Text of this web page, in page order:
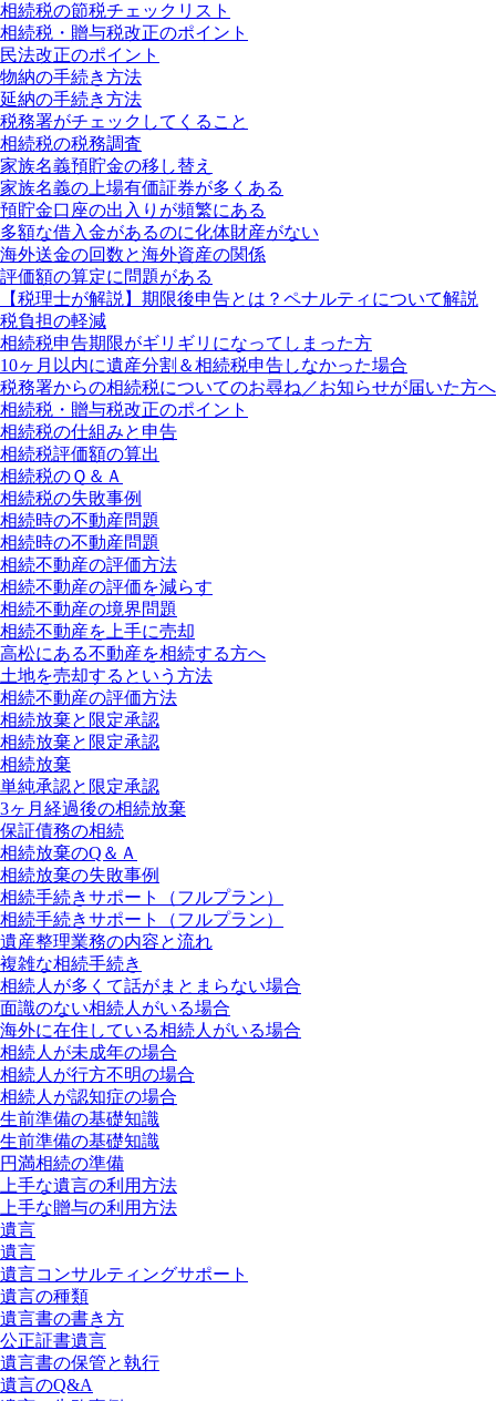
相続税の節税チェックリスト
相続税・贈与税改正のポイント
民法改正のポイント
物納の手続き方法
延納の手続き方法
税務署がチェックしてくること
相続税の税務調査
家族名義預貯金の移し替え
家族名義の上場有価証券が多くある
預貯金口座の出入りが頻繁にある
多額な借入金があるのに化体財産がない
海外送金の回数と海外資産の関係
評価額の算定に問題がある
【税理士が解説】期限後申告とは？ペナルティについて解説
税負担の軽減
相続税申告期限がギリギリになってしまった方
10ヶ月以内に遺産分割＆相続税申告しなかった場合
税務署からの相続税についてのお尋ね／お知らせが届いた方へ
相続税・贈与税改正のポイント
相続税の仕組みと申告
相続税評価額の算出
相続税のＱ＆Ａ
相続税の失敗事例
相続時の不動産問題
相続時の不動産問題
相続不動産の評価方法
相続不動産の評価を減らす
相続不動産の境界問題
相続不動産を上手に売却
高松にある不動産を相続する方へ
土地を売却するという方法
相続不動産の評価方法
相続放棄と限定承認
相続放棄と限定承認
相続放棄
単純承認と限定承認
3ヶ月経過後の相続放棄
保証債務の相続
相続放棄のQ＆Ａ
相続放棄の失敗事例
相続手続きサポート（フルプラン）
相続手続きサポート（フルプラン）
遺産整理業務の内容と流れ
複雑な相続手続き
相続人が多くて話がまとまらない場合
面識のない相続人がいる場合
海外に在住している相続人がいる場合
相続人が未成年の場合
相続人が行方不明の場合
相続人が認知症の場合
生前準備の基礎知識
生前準備の基礎知識
円満相続の準備
上手な遺言の利用方法
上手な贈与の利用方法
遺言
遺言
遺言コンサルティングサポート
遺言の種類
遺言書の書き方
公正証書遺言
遺言書の保管と執行
遺言のQ&A